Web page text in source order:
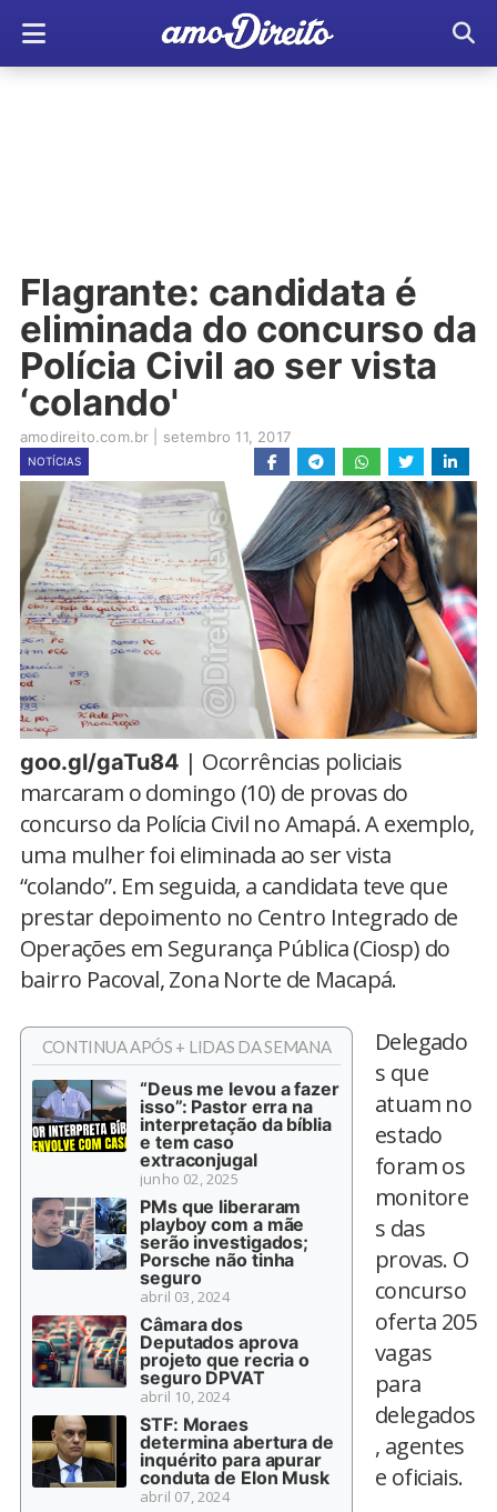
Flagrante: candidata é
eliminada do concurso da
Polícia Civil ao ser vista
‘colando'
amodireito.com.br setembro 11, 2017
NOTÍCIAS
goo.gl/gaTu84 | Ocorrências policiais
marcaram o domingo (10) de provas do
concurso da Polícia Civil no Amapá. A exemplo,
uma mulher foi eliminada ao ser vista
“colando”. Em seguida, a candidata teve que
prestar depoimento no Centro Integrado de
Operações em Segurança Pública (Ciosp) do
bairro Pacoval, Zona Norte de Macapá.
CONTINUA APÓS + LIDAS DA SEMANA
“Deus me levou a fazer
isso”: Pastor erra na
interpretação da bíblia
e tem caso
extraconjugal
junho 02, 2025
PMs que liberaram
playboy com a mãe
serão investigados;
Porsche não tinha
seguro
abril 03, 2024
Câmara dos
Deputados aprova
projeto que recria o
seguro DPVAT
abril 10, 2024
STF: Moraes
determina abertura de
inquérito para apurar
conduta de Elon Musk
abril 07, 2024
Delegado
s que
atuam no
estado
foram os
monitore
s das
provas. O
concurso
oferta 205
vagas
para
delegados
, agentes
e oficiais.